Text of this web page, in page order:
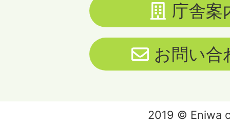
庁舎案
お問い合
2019 © Eniwa